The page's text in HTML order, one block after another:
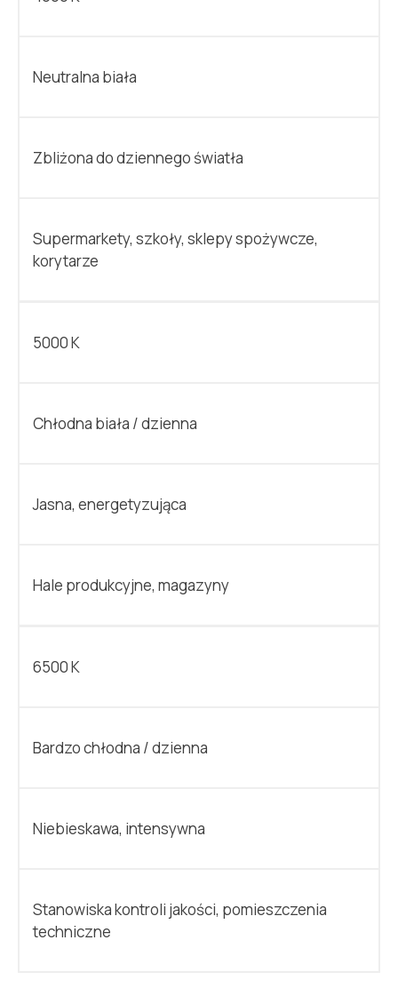
Neutralna biała
Zbliżona do dziennego światła
Supermarkety, szkoły, sklepy spożywcze,
korytarze
5000 K
Chłodna biała / dzienna
Jasna, energetyzująca
Hale produkcyjne, magazyny
6500 K
Bardzo chłodna / dzienna
Niebieskawa, intensywna
Stanowiska kontroli jakości, pomieszczenia
techniczne